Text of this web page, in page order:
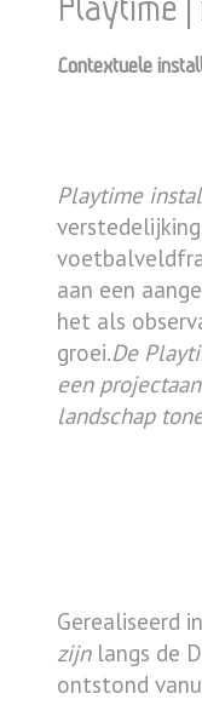
Contextuele
Playtime
aan een
het als
groei.De
een
landschap
Gerealiseerd
zijnlangs de
ontstond